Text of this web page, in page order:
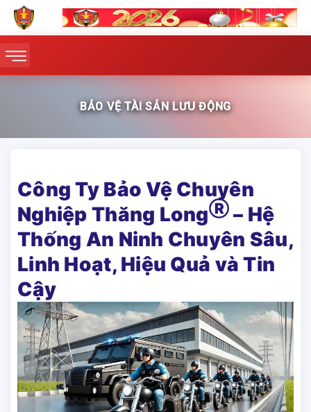
BẢO VỆ TÀI SẢN LƯU ĐỘNG
Công Ty Bảo Vệ Chuyên
Nghiệp Thăng LongⓇ – Hệ
Thống An Ninh Chuyên Sâu,
Linh Hoạt, Hiệu Quả và Tin
Cậy